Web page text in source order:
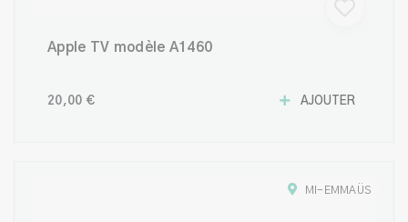
Apple TV modèle A1460
20,00 € AJOUTER
MI-EMMAÜS